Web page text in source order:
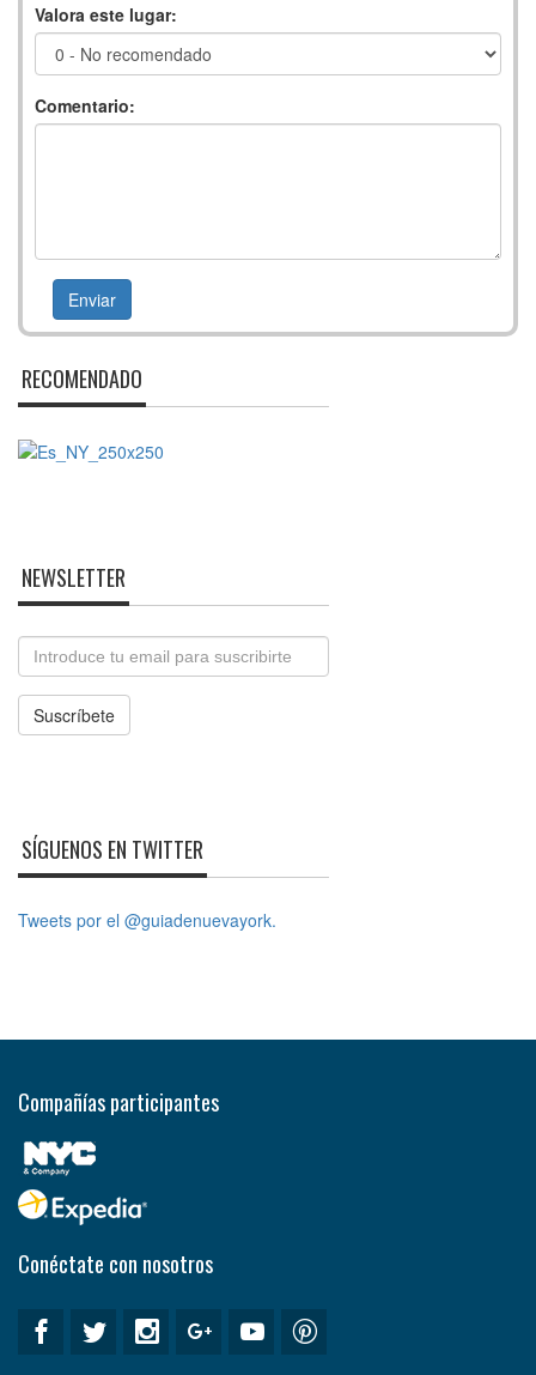
Valora este lugar:
Comentario:
RECOMENDADO
NEWSLETTER
Email
Suscríbete
SÍGUENOS EN TWITTER
Tweets por el @guiadenuevayork.
Compañías participantes
Conéctate con nosotros